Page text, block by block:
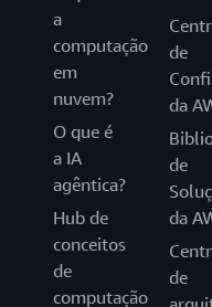
a
computação
em
nuvem?
O que é
a IA
agêntica?
Hub de
conceitos
de
computação
de
da
de
da
de